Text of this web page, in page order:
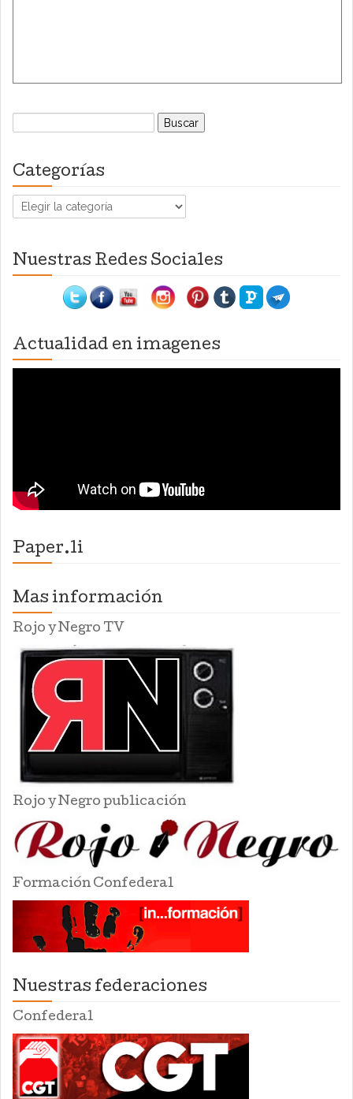
Buscar:
Categorías
Categorías
Nuestras Redes Sociales
Actualidad en imagenes
Paper.li
Mas información
Rojo y Negro TV
Rojo y Negro publicación
Formación Confederal
Nuestras federaciones
Confederal